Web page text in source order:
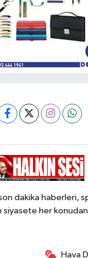
son dakika haberleri,
siyasete her
Hava